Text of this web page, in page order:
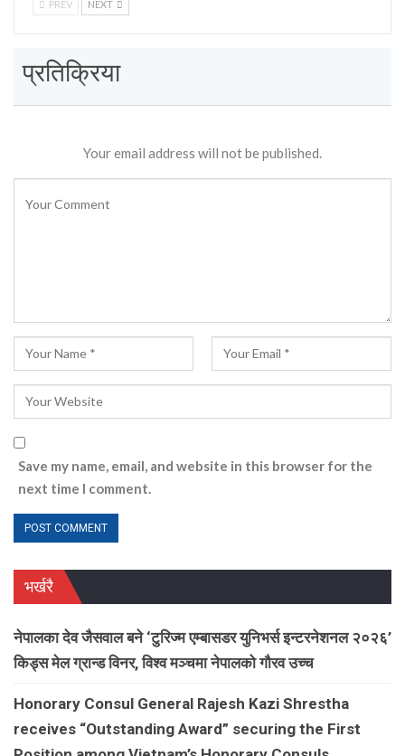
PREV NEXT
प्रतिक्रिया
Your email address will not be published.
Save my name, email, and website in this browser for the
next time I comment.
भर्खरै
नेपालका देव जैसवाल बने ‘टुरिज्म एम्बासडर युनिभर्स इन्टरनेशनल २०२६’
किड्स मेल ग्रान्ड विनर, विश्व मञ्चमा नेपालको गौरव उच्च
Honorary Consul General Rajesh Kazi Shrestha
receives “Outstanding Award” securing the First